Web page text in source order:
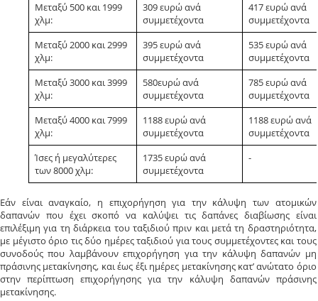
Μεταξύ 500 και 1999
χλμ:
309 ευρώ ανά
συμμετέχοντα
417 ευρώ ανά
συμμετέχοντα
Μεταξύ 2000 και 2999
χλμ:
395 ευρώ ανά
συμμετέχοντα
535 ευρώ ανά
συμμετέχοντα
Μεταξύ 3000 και 3999
χλμ:
580ευρώ ανά
συμμετέχοντα
785 ευρώ ανά
συμμετέχοντα
Μεταξύ 4000 και 7999
χλμ:
1188 ευρώ ανά
συμμετέχοντα
1188 ευρώ ανά
συμμετέχοντα
Ίσες ή μεγαλύτερες
των 8000 χλμ:
1735 ευρώ ανά
συμμετέχοντα
-
Εάν είναι αναγκαίο, η επιχορήγηση για την κάλυψη των ατομικών
δαπανών που έχει σκοπό να καλύψει τις δαπάνες διαβίωσης είναι
επιλέξιμη για τη διάρκεια του ταξιδιού πριν και μετά τη δραστηριότητα,
με μέγιστο όριο τις δύο ημέρες ταξιδιού για τους συμμετέχοντες και τους
συνοδούς που λαμβάνουν επιχορήγηση για την κάλυψη δαπανών μη
πράσινης μετακίνησης, και έως έξι ημέρες μετακίνησης κατ’ ανώτατο όριο
στην περίπτωση επιχορήγησης για την κάλυψη δαπανών πράσινης
μετακίνησης.